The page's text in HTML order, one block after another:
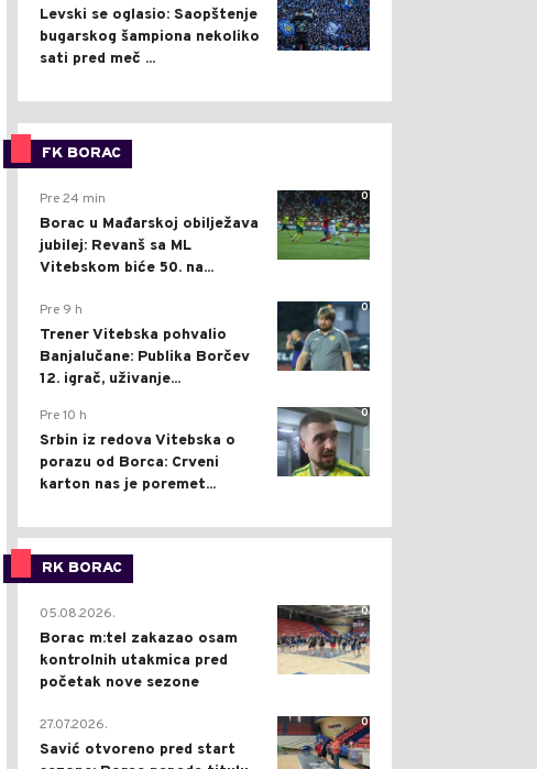
Levski se oglasio: Saopštenje
bugarskog šampiona nekoliko
sati pred meč ...
FK BORAC
0
Pre 24 min
Borac u Mađarskoj obilježava
jubilej: Revanš sa ML
Vitebskom biće 50. na...
0
Pre 9 h
Trener Vitebska pohvalio
Banjalučane: Publika Borčev
12. igrač, uživanje...
0
Pre 10 h
Srbin iz redova Vitebska o
porazu od Borca: Crveni
karton nas je poremet...
RK BORAC
0
05.08.2026.
Borac m:tel zakazao osam
kontrolnih utakmica pred
početak nove sezone
0
27.07.2026.
Savić otvoreno pred start